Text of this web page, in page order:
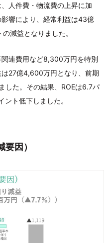
人件費・物流費の上昇に加
響により、経常利益は43億
減益となりました。
連費用など8,300万円を特別
27億4,600万円となり、前期
した。その結果、ROEは6.7パ
ト低下しました。
因）